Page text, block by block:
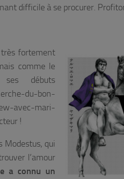
difficile à se procurer.
fortement
comme le
débuts
du-bon-
avec-mari-
!
Modestus, qui
l’amour
a connu un